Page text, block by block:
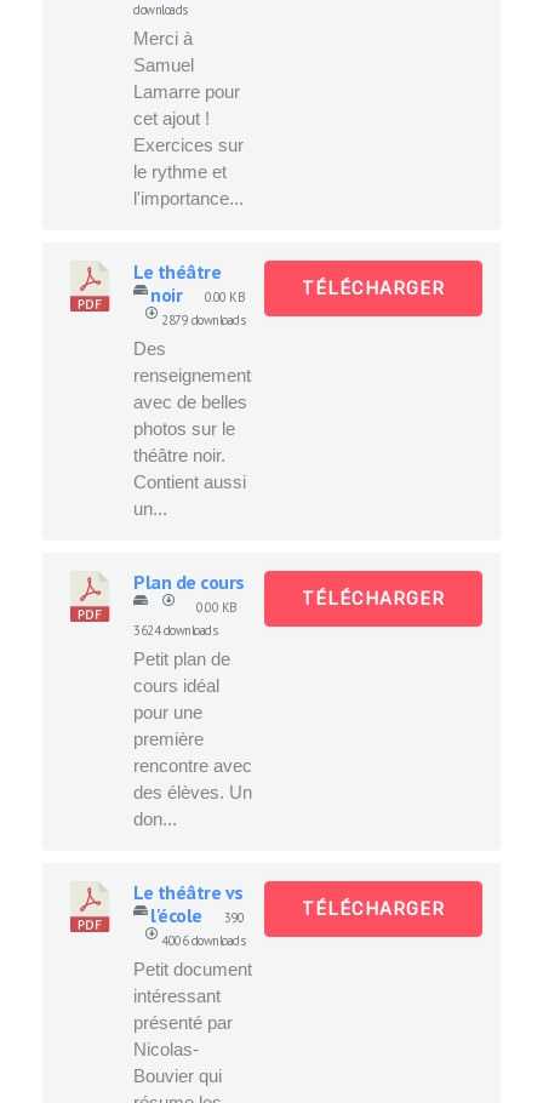
downloads
Merci à
Samuel
Lamarre pour
cet ajout !
Exercices sur
le rythme et
l'importance...
Le théâtre
noir
0.00 KB
2879 downloads
Des
renseignements
avec de belles
photos sur le
théâtre noir.
Contient aussi
un...
TÉLÉCHARGER
Plan de cours
0.00 KB
3624 downloads
Petit plan de
cours idéal
pour une
première
rencontre avec
des élèves. Un
don...
TÉLÉCHARGER
Le théâtre vs
l'école
390
4006 downloads
Petit document
intéressant
présenté par
Nicolas-
Bouvier qui
TÉLÉCHARGER